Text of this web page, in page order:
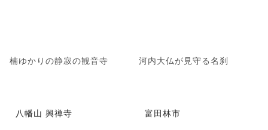
楠ゆかりの静寂の観音寺 河内大仏が見守る名刹
八幡山 興禅寺 富田林市